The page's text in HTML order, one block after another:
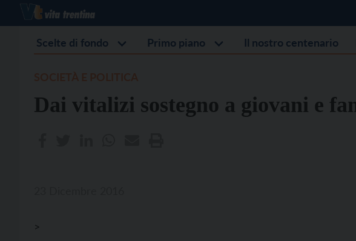
Scelte di fondo Primo piano Il nostro centenario
Dai vitalizi sostegno a giovani e
>